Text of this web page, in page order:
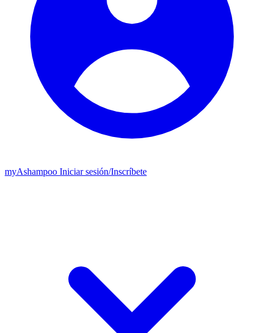
myAshampoo Iniciar sesión/Inscríbete